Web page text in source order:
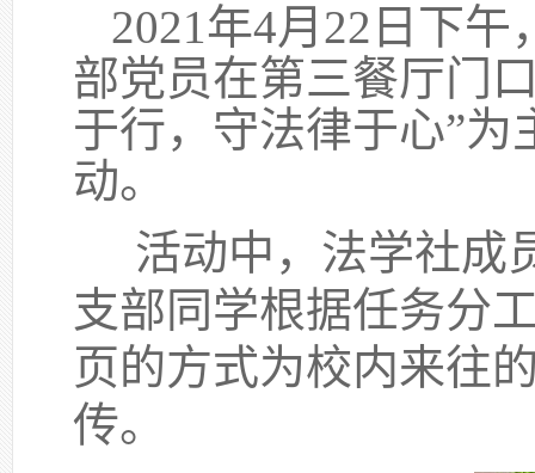
2021年4月 22 日下午
部党员在第三餐厅门
于行，守法律于心”为
动。
活动中，法学社成
支部同学根据任务分
页的方式为校内来往
传。